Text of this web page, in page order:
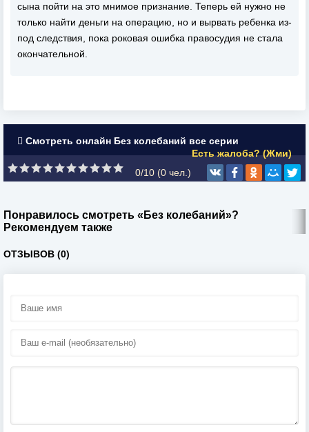
сына пойти на это мнимое признание. Теперь ей нужно не
только найти деньги на операцию, но и вырвать ребенка из-
под следствия, пока роковая ошибка правосудия не стала
окончательной.
Смотреть онлайн Без колебаний все серии
Есть жалоба? (Жми)
0/10 (0 чел.)
Понравилось смотреть «Без колебаний»?
Рекомендуем также
ОТЗЫВОВ (0)